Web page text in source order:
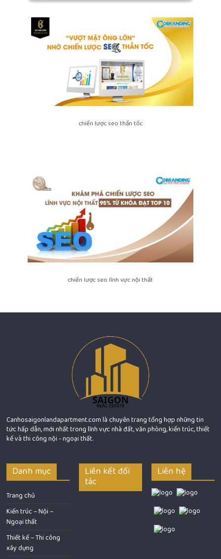
chiến lược seo thần tốc
chiến lược seo lĩnh vực nội thất
Canhosaigonlandapartment.com là chuyên trang tổng hợp những tin
tức hấp dẫn, mới nhất trong lĩnh vực nhà đất, văn phòng, kiến trúc, thiết
kế và thi công nội - ngoại thất.
Danh mục
Trang chủ
Kiến trúc – Nội –
Ngoại thất
Thiết kế – Thi công
xây dựng
Liên kết đối
tác
Liên hệ